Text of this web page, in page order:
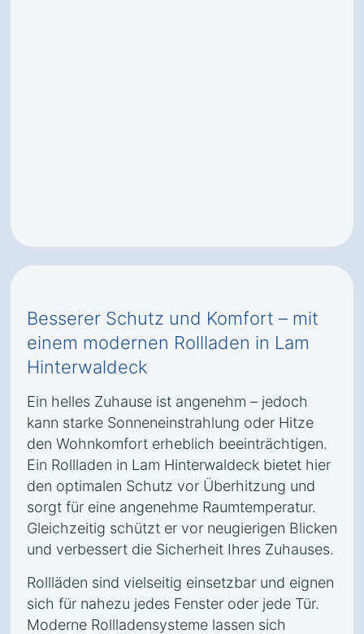
Besserer Schutz und Komfort – mit
einem modernen Rollladen in Lam
Hinterwaldeck
Ein helles Zuhause ist angenehm – jedoch
kann starke Sonneneinstrahlung oder Hitze
den Wohnkomfort erheblich beeinträchtigen.
Ein Rollladen in Lam Hinterwaldeck bietet hier
den optimalen Schutz vor Überhitzung und
sorgt für eine angenehme Raumtemperatur.
Gleichzeitig schützt er vor neugierigen Blicken
und verbessert die Sicherheit Ihres Zuhauses.
Rollläden sind vielseitig einsetzbar und eignen
sich für nahezu jedes Fenster oder jede Tür.
Moderne Rollladensysteme lassen sich